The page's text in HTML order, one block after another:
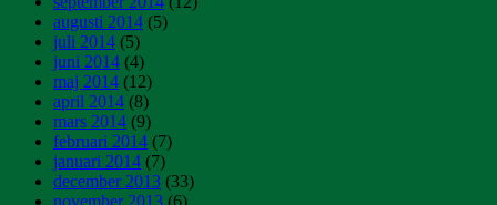
augusti 2014 (5)
juli 2014 (5)
juni 2014 (4)
maj 2014 (12)
april 2014 (8)
mars 2014 (9)
februari 2014 (7)
januari 2014 (7)
december 2013 (33)